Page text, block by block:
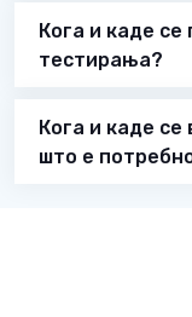
Кога и каде
тестирања?
Кога и каде
што е